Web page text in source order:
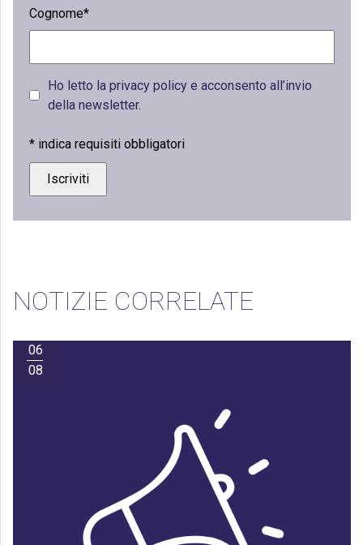
Cognome*
Ho letto la privacy policy e acconsento all’invio
della newsletter.
* indica requisiti obbligatori
NOTIZIE CORRELATE
06
08